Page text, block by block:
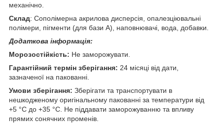
механічно.
Склад: Сополімерна акрилова дисперсія, опалезціювальні
полімери, пігменти (для бази А), наповнювачі, вода, добавки.
Додаткова інформація:
Морозостійкість: Не заморожувати.
Гарантійний термін зберігання: 24 місяці від дати,
зазначеної на пакованні.
Умови зберігання: Зберігати та транспортувати в
нешкодженому оригінальному пакованні за температури від
+5 °C до +35 °C. Не піддавати заморожуванню та впливу
прямих сонячних променів.